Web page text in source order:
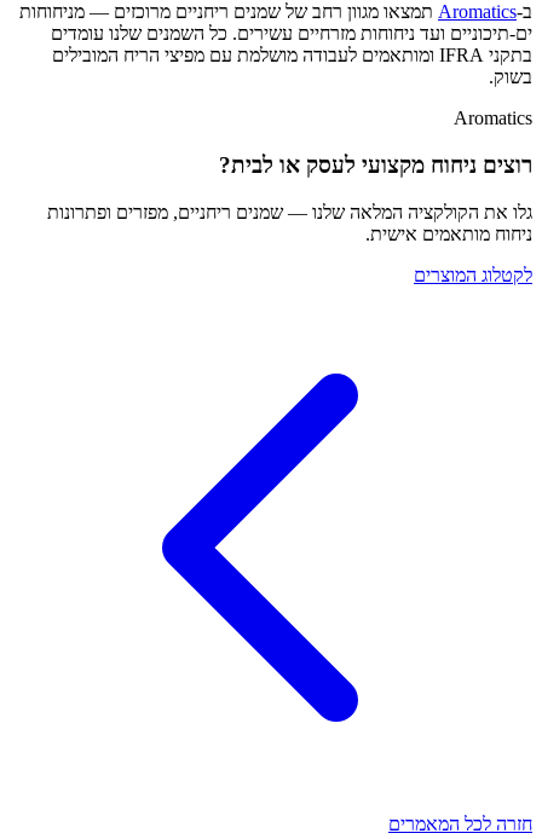
ב-Aromatics תמצאו מגוון רחב של שמנים ריחניים מרוכזים — מניחוחות
ים-תיכוניים ועד ניחוחות מזרחיים עשירים. כל השמנים שלנו עומדים
בתקני IFRA ומותאמים לעבודה מושלמת עם מפיצי הריח המובילים
בשוק.
Aromatics
רוצים ניחוח מקצועי לעסק או לבית?
גלו את הקולקציה המלאה שלנו — שמנים ריחניים, מפזרים ופתרונות
ניחוח מותאמים אישית.
לקטלוג המוצרים
חזרה לכל המאמרים